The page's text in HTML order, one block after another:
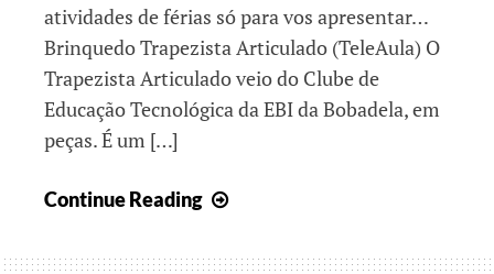
atividades de férias só para vos apresentar…
Brinquedo Trapezista Articulado (TeleAula) O
Trapezista Articulado veio do Clube de
Educação Tecnológica da EBI da Bobadela, em
peças. É um […]
Continue Reading
jogos…